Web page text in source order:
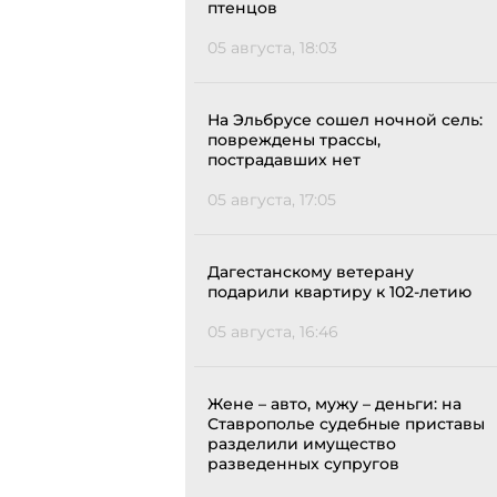
птенцов
05 августа, 18:03
На Эльбрусе сошел ночной сель:
повреждены трассы,
пострадавших нет
05 августа, 17:05
Дагестанскому ветерану
подарили квартиру к 102-летию
05 августа, 16:46
Жене – авто, мужу – деньги: на
Ставрополье судебные приставы
разделили имущество
разведенных супругов